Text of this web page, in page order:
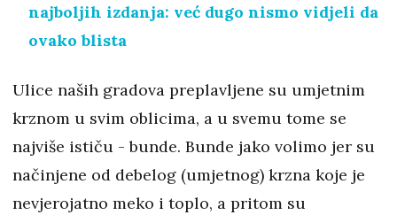
najboljih izdanja: već dugo nismo vidjeli da
ovako blista
Ulice naših gradova preplavljene su umjetnim
krznom u svim oblicima, a u svemu tome se
najviše ističu - bunde. Bunde jako volimo jer su
načinjene od debelog (umjetnog) krzna koje je
nevjerojatno meko i toplo, a pritom su